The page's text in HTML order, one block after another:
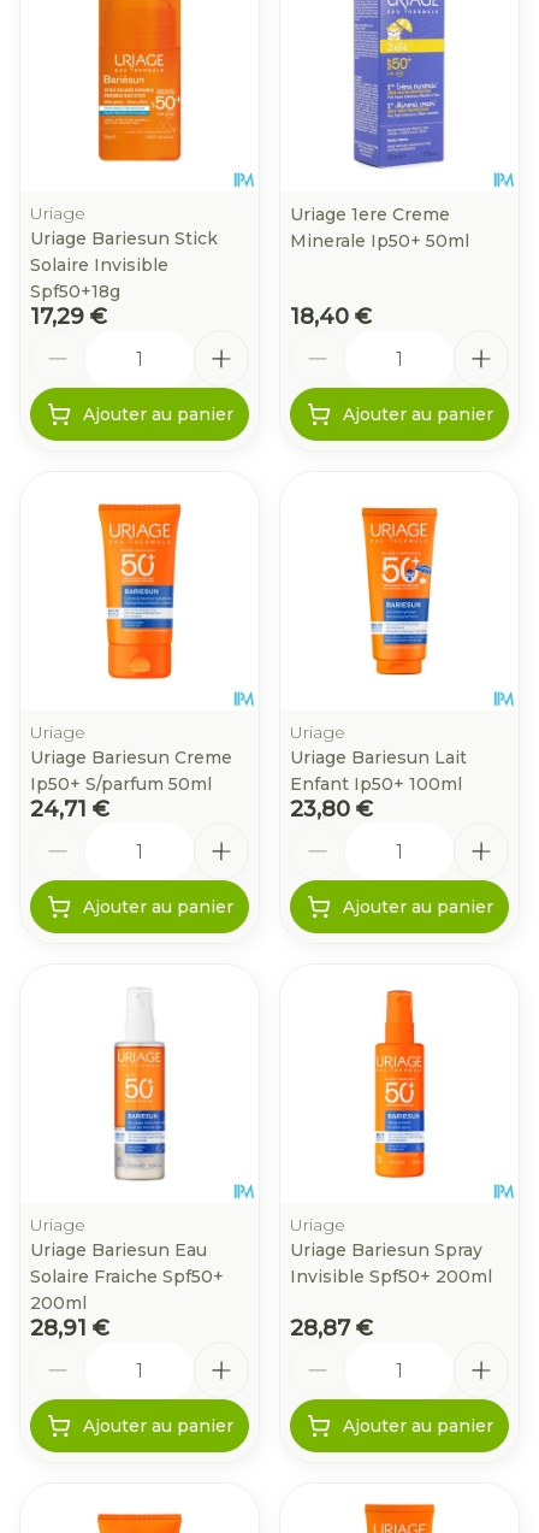
Uriage
Uriage Bariesun Stick
Solaire Invisible
Spf50+18g
17,29 €
Ajouter au panier
Uriage 1ere Creme
Minerale Ip50+ 50ml
18,40 €
Ajouter au panier
Uriage
Uriage Bariesun Creme
Ip50+ S/parfum 50ml
24,71 €
Ajouter au panier
Uriage
Uriage Bariesun Lait
Enfant Ip50+ 100ml
23,80 €
Ajouter au panier
Uriage
Uriage Bariesun Eau
Solaire Fraiche Spf50+
200ml
28,91 €
Ajouter au panier
Uriage
Uriage Bariesun Spray
Invisible Spf50+ 200ml
28,87 €
Ajouter au panier